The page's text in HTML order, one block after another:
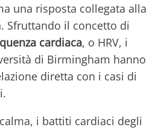
una risposta collegata alla
Sfruttando il concetto di
cardiaca, o HRV, i
di Birmingham hanno
diretta con i casi di
i battiti cardiaci degli